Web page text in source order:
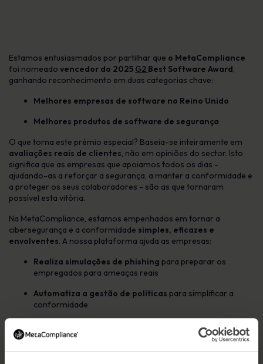
Estamos entusiasmados por partilhar que o MetaCompliance
foi nomeado vencedor do 2025 G2 Best Software Award,
ganhando reconhecimento em duas categorias chave:
Melhores empresas de software no Reino Unido
Melhores produtos de software de segurança
O que torna este prémio especial? Baseia-se inteiramente em
avaliações reais de clientes, não em opiniões do sector. Isto
significa que as empresas que apoiamos todos os dias -
ajudando-as a reforçar a segurança, a manter a conformidade e
a proteger os seus colaboradores - são as que tornaram
possível esta vitória.
Na MetaCompliance, estamos empenhados em tornar a
cibersegurança e a conformidade simples, eficazes e
envolventes. A nossa plataforma ajuda as empresas:
Realiza simulações de phishing para preparar os
empregados para ameaças reais
Automatiza a gestão de políticas para simplificar a
conformidade
Dá formação de sensibilização para a segurança
para
criar uma cultura de segurança forte